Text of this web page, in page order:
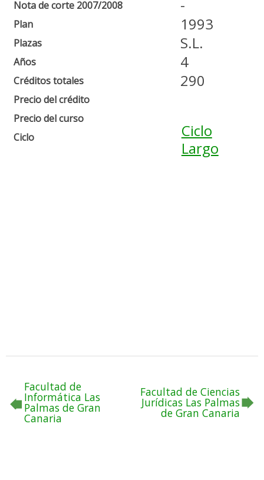
Nota de corte 2007/2008
Plan
Plazas
Años
Créditos totales
Precio del crédito
Precio del curso
Ciclo
-
1993
S.L.
4
290
Ciclo
Largo
Facultad de
Informática Las
Palmas de Gran
Canaria
Facultad de Ciencias
Jurídicas Las Palmas
de Gran Canaria